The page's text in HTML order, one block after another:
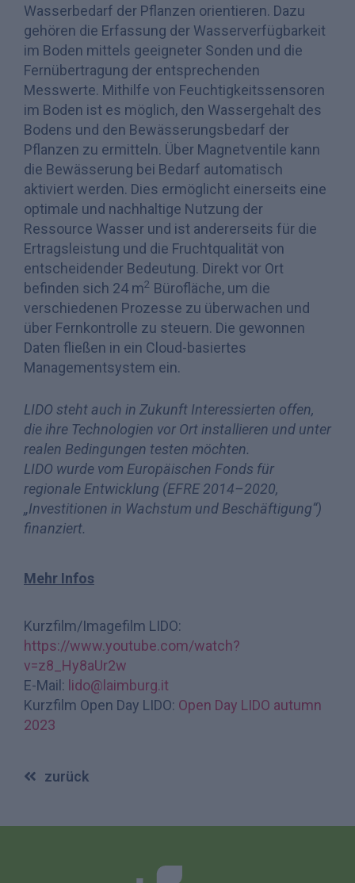
Wasserbedarf der Pflanzen orientieren. Dazu
gehören die Erfassung der Wasserverfügbarkeit
im Boden mittels geeigneter Sonden und die
Fernübertragung der entsprechenden
Messwerte. Mithilfe von Feuchtigkeitssensoren
im Boden ist es möglich, den Wassergehalt des
Bodens und den Bewässerungsbedarf der
Pflanzen zu ermitteln. Über Magnetventile kann
die Bewässerung bei Bedarf automatisch
aktiviert werden. Dies ermöglicht einerseits eine
optimale und nachhaltige Nutzung der
Ressource Wasser und ist andererseits für die
Ertragsleistung und die Fruchtqualität von
entscheidender Bedeutung. Direkt vor Ort
befinden sich 24 m2 Bürofläche, um die
verschiedenen Prozesse zu überwachen und
über Fernkontrolle zu steuern. Die gewonnen
Daten fließen in ein Cloud-basiertes
Managementsystem ein.
LIDO steht auch in Zukunft Interessierten offen,
die ihre Technologien vor Ort installieren und unter
realen Bedingungen testen möchten.
LIDO wurde vom Europäischen Fonds für
regionale Entwicklung (EFRE 2014–2020,
„Investitionen in Wachstum und Beschäftigung“)
finanziert.
Mehr Infos
Kurzfilm/Imagefilm LIDO:
https://www.youtube.com/watch?
v=z8_Hy8aUr2w
E-Mail: lido@laimburg.it
Kurzfilm Open Day LIDO: Open Day LIDO autumn
2023
zurück